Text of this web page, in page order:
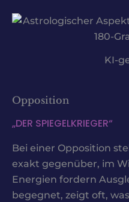
KI-
Opposition
„DER SPIEGELKRIEGER“
Bei einer Opposition
exakt gegenüber, im
Energien fordern
begegnet, zeigt oft,